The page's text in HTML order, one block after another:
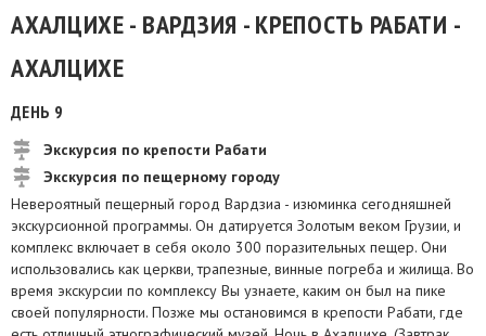
АХАЛЦИХЕ - ВАРДЗИЯ - КРЕПОСТЬ РАБАТИ -
АХАЛЦИХЕ
ДЕНЬ 9
Экскурсия по крепости Рабати
Экскурсия по пещерному городу
Невероятный пещерный город Вардзиа - изюминка сегодняшней
экскурсионной программы. Он датируется Золотым веком Грузии, и
комплекс включает в себя около 300 поразительных пещер. Они
использовались как церкви, трапезные, винные погреба и жилища. Во
время экскурсии по комплексу Вы узнаете, каким он был на пике
своей популярности. Позже мы остановимся в крепости Рабати, где